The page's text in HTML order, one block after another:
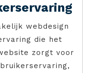
webdesign
die het
zorgt voor